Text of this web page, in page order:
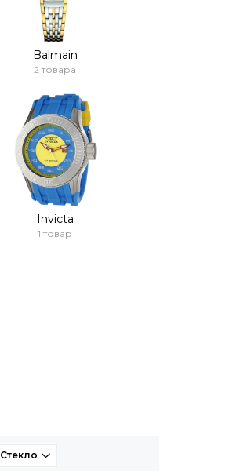
Balmain
2 товара
Invicta
1 товар
Стекло